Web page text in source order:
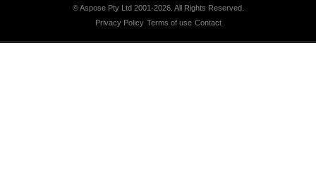
© Aspose Pty Ltd 2001-2026. All Rights Reserved.
Privacy Policy Terms of use Contact